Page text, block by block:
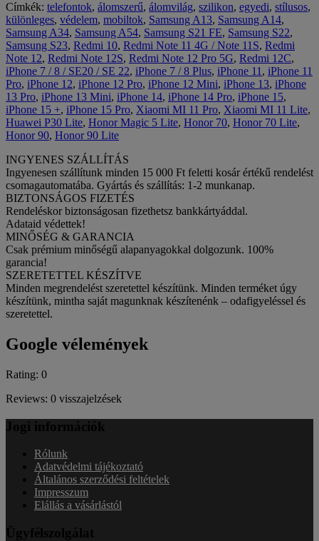
Címkék: telefontok, álomszerű, álomvilág, szilikon, egyedi, stílusos,
különleges, védelem, mobiltok, Samsung A13, Samsung A14,
Samsung A34, Samsung A54, Samsung S21 FE, Samsung S22,
Samsung S23, Redmi 10, Redmi Note 11 4G / Note 11S, Redmi
Note 12, Redmi Note 12S, Redmi Note 12 Pro 5G, Redmi 12C,
iPhone 7 / 8 / SE20 / SE 22, iPhone 7 / 8 Plus, iPhone 11 , iPhone 11
Pro, iPhone 12, iPhone 12 Pro, iPhone 12 Mini, iPhone 13, iPhone
13 Pro, iPhone 13 Mini, iPhone 14, iPhone 14 Pro, iPhone 15,
iPhone 15 +, iPhone 15 Pro, Xiaomi MI 11 Pro, Xiaomi MI 11 Lite,
Huawei P30 Lite, Honor Magic 5 Lite, Honor 70, Honor 70 Lite,
Honor 90, Honor 90 Lite
INGYENES SZÁLLÍTÁS
Ingyenesen szállítunk minden 15 000 Ft feletti kosár értékű rendelést
csomagautomatába. Gyártás és szállítás: 1-2 munkanap.
BIZTONSÁGOS FIZETÉS
Rendeléskor biztonságosan fizethetsz bankkártyáddal.
Adataid védettek!
MINŐSÉG & GARANCIA
Csak prémium minőségű alapanyagokkal dolgozunk. 100%
garancia!
SZERETETTEL KÉSZÍTVE
Minden megrendelést szeretettel készítünk. Minden terméket úgy
készítünk, mintha saját magunknak készítenénk – odafigyeléssel és
szeretettel.
Google vélemények
Rating: 0
Reviews: 0 visszajelzések
Jogi információk
Rólunk
Adatvédelmi tájékoztató
Általános szerződési feltételek
Impresszum
Elállás a vásárlástól
Ügyfélszolgálat